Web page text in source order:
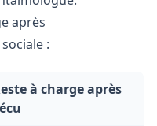
après
:
à charge après